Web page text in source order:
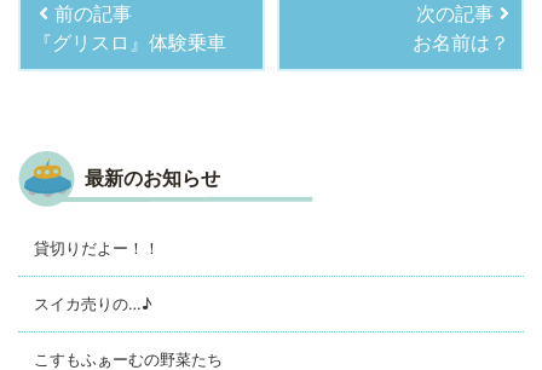
前の記事
『グリスロ』体験乗車
次の記事
お名前は？
最新のお知らせ
貸切りだよー！！
スイカ売りの…♪
こすもふぁーむの野菜たち